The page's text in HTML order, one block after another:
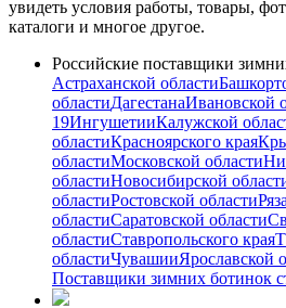
увидеть условия работы, товары,
каталоги и многое другое.
Российские поставщики
Астраханской области
областиДагестанаИвановской
19ИнгушетииКалужской
областиКрасноярского края
областиМосковской области
областиНовосибирской
областиРостовской области
областиСаратовской области
областиСтавропольского края
областиЧувашииЯрославской
Поставщики зимних ботинок